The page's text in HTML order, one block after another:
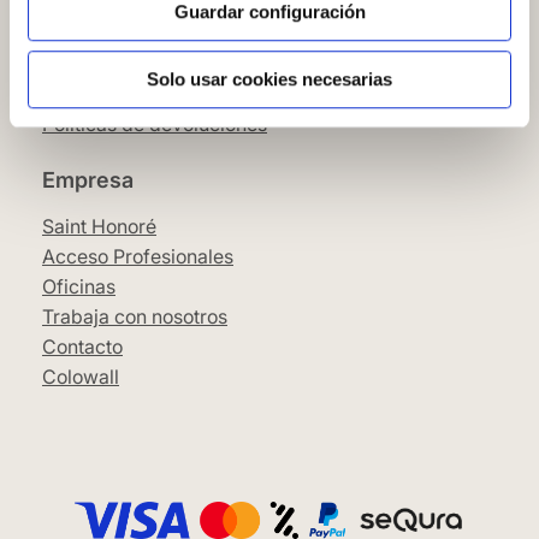
Guardar configuración
Solo usar cookies necesarias
Pago
Envíos y entrega
Políticas de devoluciones
Empresa
Saint Honoré
Acceso Profesionales
Oficinas
Trabaja con nosotros
Contacto
Colowall